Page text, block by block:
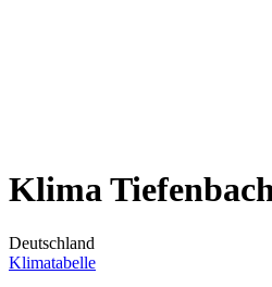
Klima
Deutschland
Klimatabelle